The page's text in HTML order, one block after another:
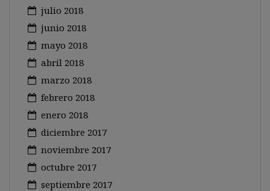
julio 2018
junio 2018
mayo 2018
abril 2018
marzo 2018
febrero 2018
enero 2018
diciembre 2017
noviembre 2017
octubre 2017
septiembre 2017